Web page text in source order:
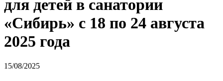
для детей в санатории
«Сибирь» с 18 по 24 августа
2025 года
15/08/2025